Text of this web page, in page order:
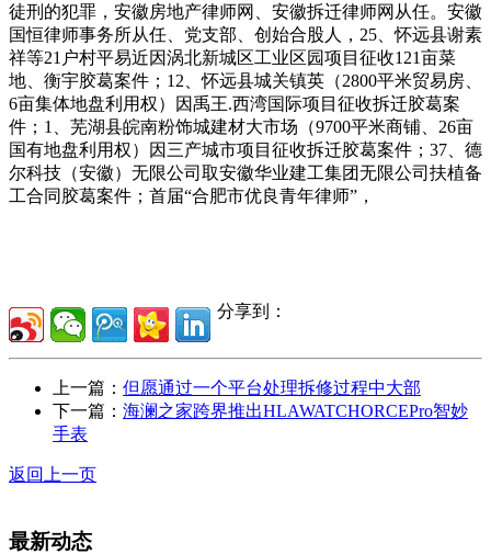
徒刑的犯罪，安徽房地产律师网、安徽拆迁律师网从任。安徽
国恒律师事务所从任、党支部、创始合股人，25、怀远县谢素
祥等21户村平易近因涡北新城区工业区园项目征收121亩菜
地、衡宇胶葛案件；12、怀远县城关镇英（2800平米贸易房、
6亩集体地盘利用权）因禹王.西湾国际项目征收拆迁胶葛案
件；1、芜湖县皖南粉饰城建材大市场（9700平米商铺、26亩
国有地盘利用权）因三产城市项目征收拆迁胶葛案件；37、德
尔科技（安徽）无限公司取安徽华业建工集团无限公司扶植备
工合同胶葛案件；首届“合肥市优良青年律师”，
分享到：
上一篇： 但愿通过一个平台处理拆修过程中大部
下一篇： 海澜之家跨界推出HLAWATCHORCEPro智妙
手表
返回上一页
最新动态